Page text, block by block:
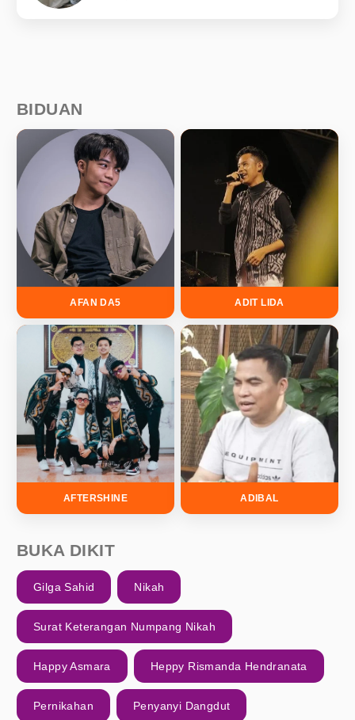
BIDUAN
AFAN DA5 ADIT LIDA
AFTERSHINE ADIBAL
BUKA DIKIT
Gilga Sahid Nikah
Surat Keterangan Numpang Nikah
Happy Asmara Heppy Rismanda Hendranata
Pernikahan Penyanyi Dangdut